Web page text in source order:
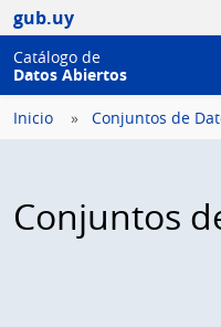
gub.uy
Catálogo de
Datos Abiertos
Inicio Conjuntos de
Conjuntos